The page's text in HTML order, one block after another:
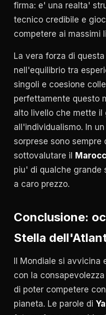
firma: e' una realta'
tecnico credibile e
competere ai massimi
La vera forza di
nell'equilibrio tra
singoli e coesione
perfettamente questo
alto livello che mette il
all'individualismo. In
sorprese sono sempre
sottovalutare il
piu' di qualche grande
a caro prezzo.
Conclusione:
Stella
Il Mondiale si avvicina
con la
di poter competere
pianeta. Le parole di